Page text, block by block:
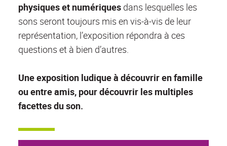
physiques et numériques dans lesquelles les
sons seront toujours mis en vis-à-vis de leur
représentation, l’exposition répondra à ces
questions et à bien d’autres.
Une exposition ludique à découvrir en famille
ou entre amis, pour découvrir les multiples
facettes du son.